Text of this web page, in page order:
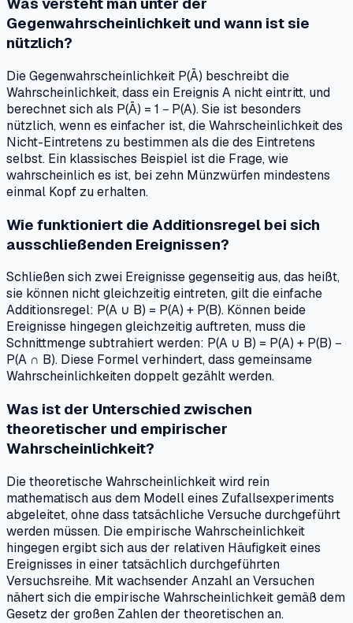
Gegenwahrscheinlichkeit und wann ist sie
nützlich?
Die Gegenwahrscheinlichkeit P(Ā) beschreibt die
Wahrscheinlichkeit, dass ein Ereignis A nicht eintritt, und
berechnet sich als P(Ā) = 1 − P(A). Sie ist besonders
nützlich, wenn es einfacher ist, die Wahrscheinlichkeit des
Nicht-Eintretens zu bestimmen als die des Eintretens
selbst. Ein klassisches Beispiel ist die Frage, wie
wahrscheinlich es ist, bei zehn Münzwürfen mindestens
einmal Kopf zu erhalten.
Wie funktioniert die Additionsregel bei sich
ausschließenden Ereignissen?
Schließen sich zwei Ereignisse gegenseitig aus, das heißt,
sie können nicht gleichzeitig eintreten, gilt die einfache
Additionsregel: P(A ∪ B) = P(A) + P(B). Können beide
Ereignisse hingegen gleichzeitig auftreten, muss die
Schnittmenge subtrahiert werden: P(A ∪ B) = P(A) + P(B) −
P(A ∩ B). Diese Formel verhindert, dass gemeinsame
Wahrscheinlichkeiten doppelt gezählt werden.
Was ist der Unterschied zwischen
theoretischer und empirischer
Wahrscheinlichkeit?
Die theoretische Wahrscheinlichkeit wird rein
mathematisch aus dem Modell eines Zufallsexperiments
abgeleitet, ohne dass tatsächliche Versuche durchgeführt
werden müssen. Die empirische Wahrscheinlichkeit
hingegen ergibt sich aus der relativen Häufigkeit eines
Ereignisses in einer tatsächlich durchgeführten
Versuchsreihe. Mit wachsender Anzahl an Versuchen
nähert sich die empirische Wahrscheinlichkeit gemäß dem
Gesetz der großen Zahlen der theoretischen an.